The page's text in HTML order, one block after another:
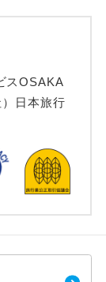
スOSAKA
日本旅行